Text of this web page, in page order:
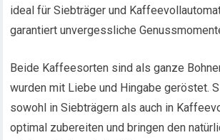
ideal für Siebträger und
garantiert unvergessliche
Beide Kaffeesorten sind als ganze
wurden mit Liebe und Hingabe geröstet.
sowohl in Siebträgern als auch in
optimal zubereiten und bringen den